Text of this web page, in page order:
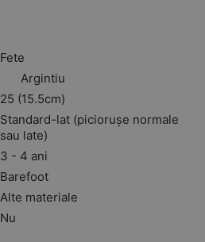
Fete
Argintiu
25 (15.5cm)
Standard-lat (piciorușe normale
sau late)
3 - 4 ani
Barefoot
Alte materiale
Nu